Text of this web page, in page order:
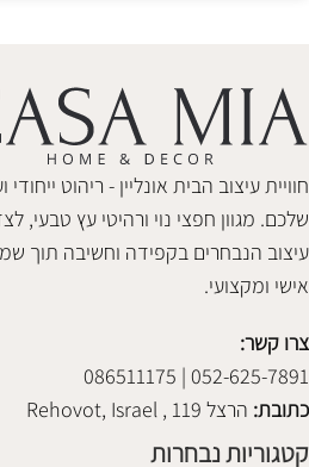
חוויית עיצוב הבית אונליין - ריהוט
שלכם. מגוון חפצי נוי ורהיטי עץ טבעי,
עיצוב הנבחרים בקפידה וחשיבה תוך
אישי ומקצועי.
צרו קשר:
052-625-7891 | 086511175
כתובת: הרצל 119 , Rehovot, Israel
קטגוריות נבחרות